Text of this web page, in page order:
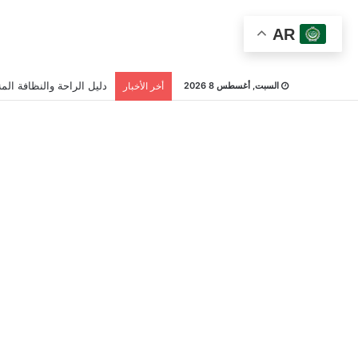
السبت, أغسطس 8 2026 أخر الأخبار دليل الراحة والنظافة
AR